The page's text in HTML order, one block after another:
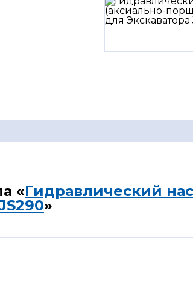
«Гидравлический
»